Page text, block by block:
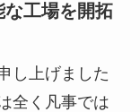
工場を開拓
し上げました
全く凡事では